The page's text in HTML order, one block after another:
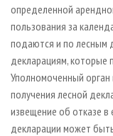
определенной
пользования за
подаются и по лесным
декларациям,
Уполномоченный
получения лесной
извещение об отказе
декларации может